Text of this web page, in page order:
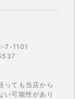
7-1101
っても当店から
い可能性があり